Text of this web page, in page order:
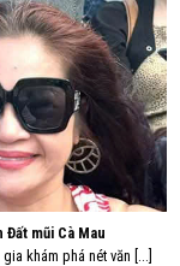
Đất mũi Cà Mau
khám phá nét văn [...]